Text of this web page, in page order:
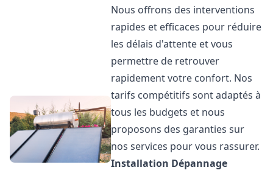
Nous offrons des interventions
rapides et efficaces pour réduire
les délais d'attente et vous
permettre de retrouver
rapidement votre confort. Nos
tarifs compétitifs sont adaptés à
tous les budgets et nous
proposons des garanties sur
nos services pour vous rassurer.
Installation Dépannage